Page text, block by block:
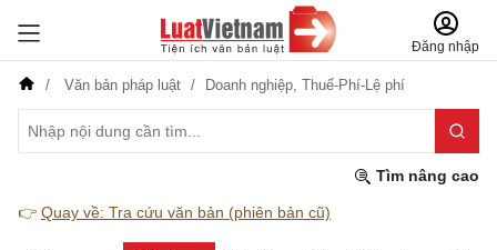
Đăng nhập
Văn bản pháp luật Doanh nghiệp, Thuế-Phí-Lệ phí
Tìm nâng cao
👉 Quay về: Tra cứu văn bản (phiên bản cũ)